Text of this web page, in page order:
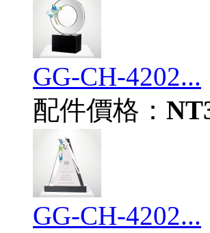
GG-CH-4202...
配件價格：
GG-CH-4202...